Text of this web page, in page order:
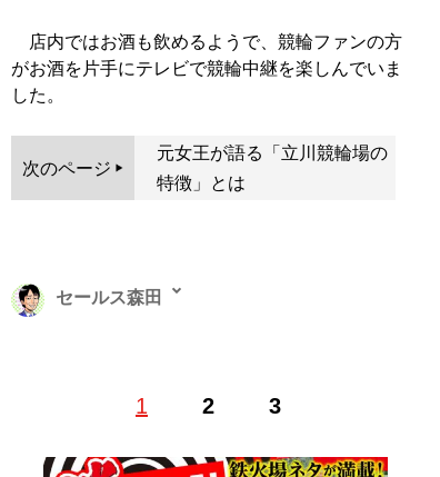
店内ではお酒も飲めるようで、競輪ファンの方
がお酒を片手にテレビで競輪中継を楽しんでいま
した。
次のページ
元女王が語る「立川競輪場の
特徴」とは
1 2 3
セールス森田
経て、現在は日刊SPA！編集・インタビュー記事の執筆
の軽さがセールスポイント